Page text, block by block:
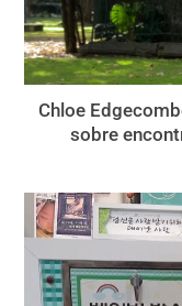
Chloe
sobre